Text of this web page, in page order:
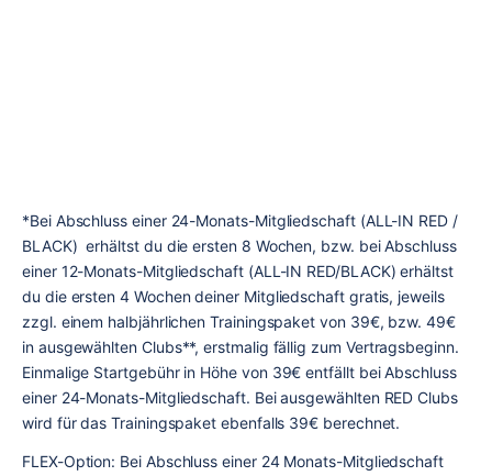
*Bei Abschluss einer 24-Monats-Mitgliedschaft (ALL-IN RED /
BLACK)  erhältst du die ersten 8 Wochen, bzw. bei Abschluss
einer 12-Monats-Mitgliedschaft (ALL-IN RED/BLACK) erhältst
du die ersten 4 Wochen deiner Mitgliedschaft gratis, jeweils
zzgl. einem halbjährlichen Trainingspaket von 39€, bzw. 49€
in ausgewählten Clubs**, erstmalig fällig zum Vertragsbeginn.
Einmalige Startgebühr in Höhe von 39€ entfällt bei Abschluss
einer 24-Monats-Mitgliedschaft. Bei ausgewählten RED Clubs
wird für das Trainingspaket ebenfalls 39€ berechnet.
FLEX-Option: Bei Abschluss einer 24 Monats-Mitgliedschaft